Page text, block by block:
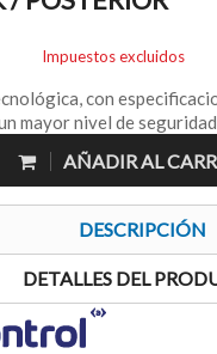
Impuestos excluidos
con
mayor nivel de
AÑADIR AL
DESCRIPCIÓN
DETALLES DEL